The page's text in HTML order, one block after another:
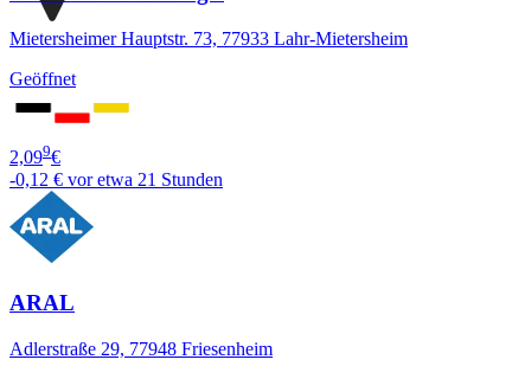
Mietersheimer Hauptstr. 73, 77933 Lahr-Mietersheim
Geöffnet
2,099€
-0,12 € vor etwa 21 Stunden
ARAL
Adlerstraße 29, 77948 Friesenheim